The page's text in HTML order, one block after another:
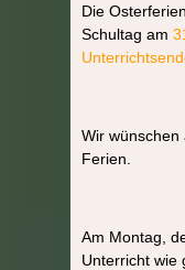
Die
Schultag am
Wir
Ferien.
Am Montag,
Unterricht wie